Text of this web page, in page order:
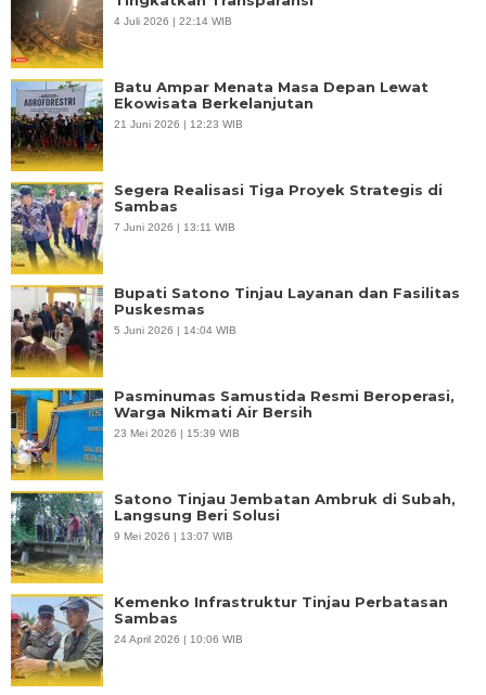
4 Juli 2026 | 22:14 WIB
Batu Ampar Menata Masa Depan Lewat
Ekowisata Berkelanjutan
21 Juni 2026 | 12:23 WIB
Segera Realisasi Tiga Proyek Strategis di
Sambas
7 Juni 2026 | 13:11 WIB
Bupati Satono Tinjau Layanan dan Fasilitas
Puskesmas
5 Juni 2026 | 14:04 WIB
Pasminumas Samustida Resmi Beroperasi,
Warga Nikmati Air Bersih
23 Mei 2026 | 15:39 WIB
Satono Tinjau Jembatan Ambruk di Subah,
Langsung Beri Solusi
9 Mei 2026 | 13:07 WIB
Kemenko Infrastruktur Tinjau Perbatasan
Sambas
24 April 2026 | 10:06 WIB